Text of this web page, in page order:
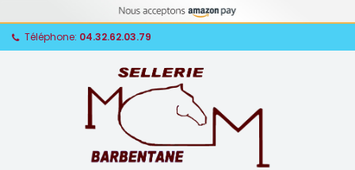
Téléphone: 04.32.62.03.79